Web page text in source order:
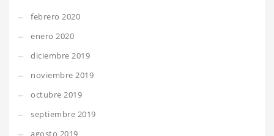
febrero 2020
enero 2020
diciembre 2019
noviembre 2019
octubre 2019
septiembre 2019
agosto 2019